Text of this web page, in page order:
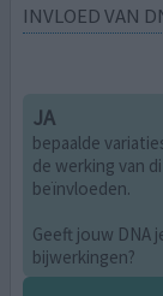
INVLOED VAN
JA
bepaalde
de werking van
beïnvloeden.
Geeft jouw DNA
bijwerkingen?